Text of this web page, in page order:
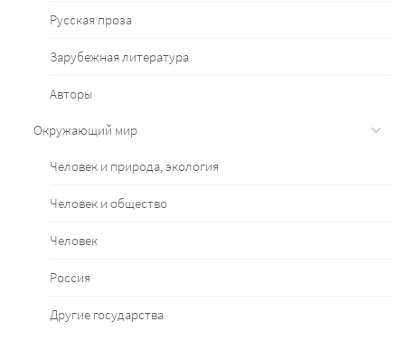
Русская проза
Зарубежная литература
Авторы
Окружающий мир
Человек и природа, экология
Человек и общество
Человек
Россия
Другие государства